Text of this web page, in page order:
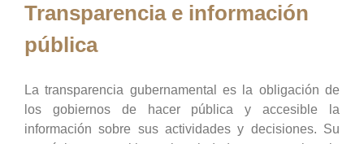
Transparencia e información
pública
La transparencia gubernamental es la obligación de
los gobiernos de hacer pública y accesible la
información sobre sus actividades y decisiones. Su